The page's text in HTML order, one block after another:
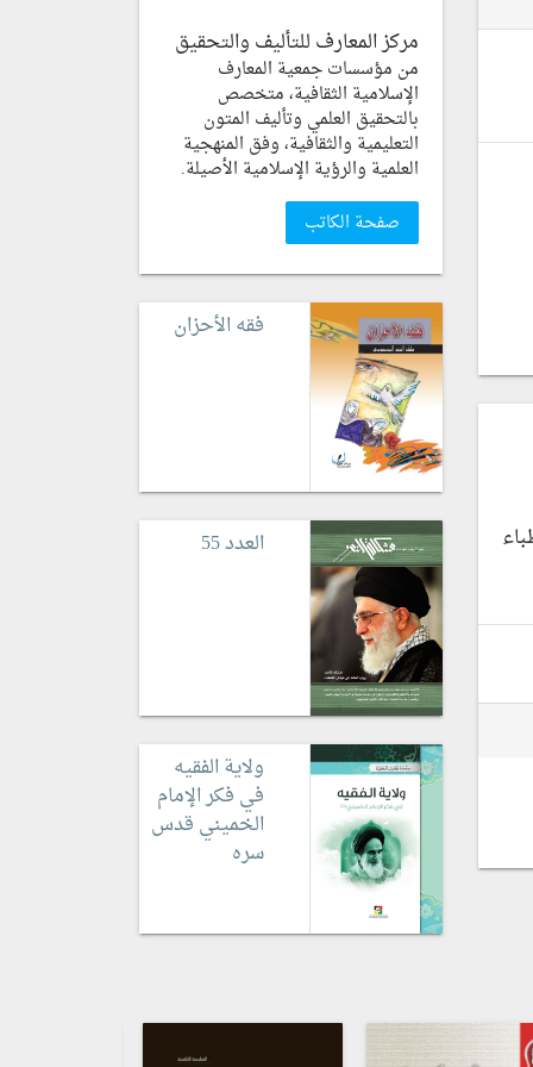
مركز المعارف للتأليف والتحقيق
من مؤسسات جمعية المعارف
الإسلامية الثقافية، متخصص
بالتحقيق العلمي وتأليف المتون
التعليمية والثقافية، وفق المنهجية
العلمية والرؤية الإسلامية الأصيلة.
صفحة الكاتب
فقه الأحزان
العدد 55
ولاية الفقيه
في فكر الإمام
الخميني قدس
سره